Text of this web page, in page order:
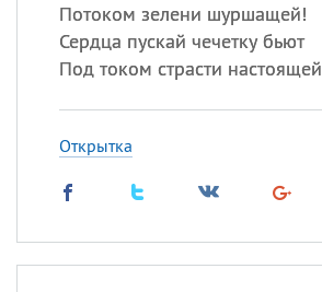
Потоком зелени шуршащей!
Сердца пускай чечетку бьют
Под током страсти
Открытка
Анна